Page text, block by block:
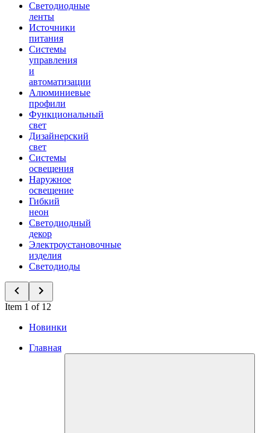
Светодиодные
ленты
Источники
питания
Системы
управления
и
автоматизации
Алюминиевые
профили
Функциональный
свет
Дизайнерский
свет
Системы
освещения
Наружное
освещение
Гибкий
неон
Светодиодный
декор
Электроустановочные
изделия
Светодиоды
Item 1 of 12
Новинки
Главная